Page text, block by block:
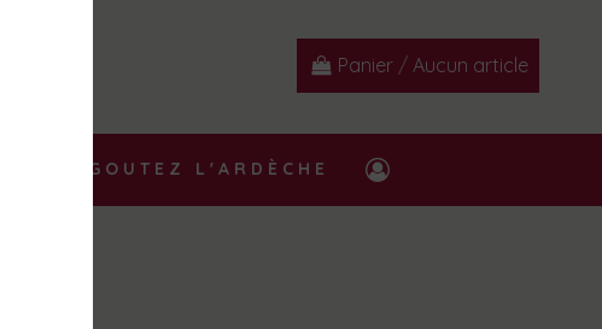
Panier / Aucun article
GOUTEZ L'ARDÈCHE